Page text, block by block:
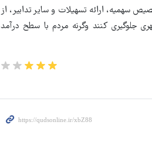
سهمیه، ارائه تسهیلات و سایر تدابیر، از
جلوگیری کنند وگرنه مردم با سطح درآمد